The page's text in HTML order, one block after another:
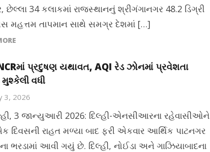
34 કલાકમાં રાજસ્થાનનું શ્રીગંગાનગર 48.2 ડિગ્રી
મહત્તમ તાપમાન સાથે સમગ્ર દેશમાં […]
પ્રદુષણ યથાવત, AQI રેડ ઝોનમાં પ્રવેશતા
મુશ્કેલી વધી
3, 2026
3 જાન્યુઆરી 2026: દિલ્હી-એનસીઆરના રહેવાસીઓને
દિવસની રાહત મળ્યા બાદ ફરી એકવાર આર્થિક પાટનગર
ભરડામાં આવી ગયું છે. દિલ્હી, નોઈડા અને ગાઝિયાબાદના